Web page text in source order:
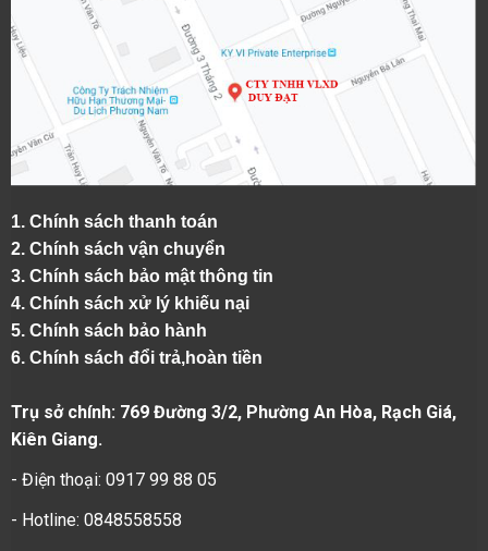
1. Chính sách thanh toán
2. Chính sách vận chuyển
3. Chính sách bảo mật thông tin
4. Chính sách xử lý khiếu nại
5. Chính sách bảo hành
6. Chính sách đổi trả,hoàn tiền
Trụ sở chính: 769 Đường 3/2, Phường An Hòa, Rạch Giá,
Kiên Giang.
- Điện thoại: 0917 99 88 05
- Hotline: 0848558558